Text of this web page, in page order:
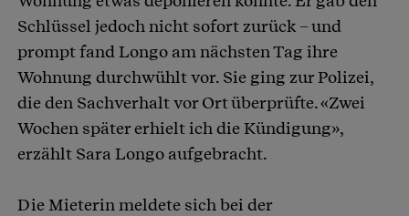
Schlüssel jedoch nicht sofort zurück – und
prompt fand Longo am nächsten Tag ihre
Wohnung durchwühlt vor. Sie ging zur Polizei,
die den Sachverhalt vor Ort überprüfte. «Zwei
Wochen später erhielt ich die Kündigung»,
erzählt Sara Longo aufgebracht.
Die Mieterin meldete sich bei der